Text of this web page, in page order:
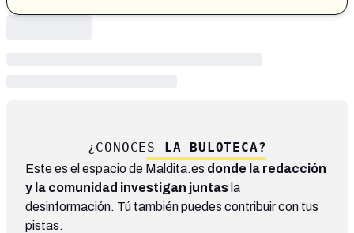
¿CONOCES LA BULOTECA?
Este es el espacio de Maldita.es donde la redacción
y la comunidad investigan juntas la
desinformación. Tú también puedes contribuir con tus
pistas.